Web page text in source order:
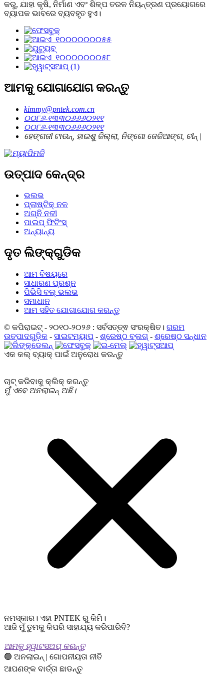
କରୁ, ଯାହା କୃଷି, ନିର୍ମାଣ ଏବଂ ଶିଳ୍ପ ତରଳ ନିୟନ୍ତ୍ରଣ ପ୍ରୟୋଗରେ
ବ୍ୟାପକ ଭାବରେ ବ୍ୟବହୃତ ହୁଏ।
ଆମକୁ ଯୋଗାଯୋଗ କରନ୍ତୁ
kimmy@pntek.com.cn
୦୦୮୬-୧୩୩୦୬୬୬୦୨୧୧
୦୦୮୬-୧୩୩୦୬୬୬୦୨୧୧
ହେଙ୍ଗଜୀ ଟାଉନ୍, ହାଇଶୁ ଜିଲ୍ଲା, ନିଙ୍ଗୋ ଜେଜିଆଙ୍ଗ, ଚୀନ୍ |
ଉତ୍ପାଦ କେନ୍ଦ୍ର
ଭଲଭ
ପ୍ଲାଷ୍ଟିକ୍ ନଳ
ଅଗ୍ନି ନଳୀ
ପାଇପ୍ ଫିଟିଂସ୍
ଅନ୍ୟାନ୍ୟ
ଦୃତ ଲିଙ୍କ୍ଗୁଡିକ
ଆମ ବିଷୟରେ
ସାଧାରଣ ପ୍ରଶ୍ନ
ପିଭିସି ବଲ୍ ଭଲଭ
ସମାଧାନ
ଆମ ସହିତ ଯୋଗାଯୋଗ କରନ୍ତୁ
© କପିରାଇଟ୍ - ୨୦୧୦-୨୦୨୬ : ସର୍ବସତ୍ତ୍ଵ ସଂରକ୍ଷିତ। ଗରମ
ଉତ୍ପାଦଗୁଡ଼ିକ - ସାଇଟମ୍ୟାପ୍ - ଶ୍ରେଷ୍ଠ ବ୍ଲଗ୍ - ଶ୍ରେଷ୍ଠ ସନ୍ଧାନ
ଏକ କଲ୍ ବ୍ୟାକ୍ ପାଇଁ ଅନୁରୋଧ କରନ୍ତୁ
ଚାଟ୍ କରିବାକୁ କ୍ଲିକ୍ କରନ୍ତୁ
ମୁଁ ଏବେ ଅନଲାଇନ୍ ଅଛି।
ନମସ୍କାର। ଏହା PNTEK ରୁ କିମି।
ଆଜି ମୁଁ ତୁମକୁ କିପରି ସାହାଯ୍ୟ କରିପାରିବି?
ଆମକୁ ହ୍ୱାଟସଅପ୍ କରନ୍ତୁ
🟢 ଅନଲାଇନ୍ | ଗୋପନୀୟତା ନୀତି
ଆପଣଙ୍କ ବାର୍ତ୍ତା ଛାଡନ୍ତୁ